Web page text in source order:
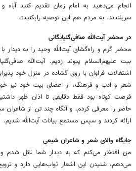
انجام می‌دهید به امام زمان تقدیم کنید آباء
سربلندند. به مردم هم این توصیه رابکنید». ‏
در محضر آیت‌الله صافی‌گلپایگانی
محضر گرم و راه‌گشای آیت‌الله وحید را به دیدار
بیت علیهم‌السلام پیوند ‏زدیم. آیت‌الله
اشتغالات فراوان با روی گشاده در منزل خود
شعر و ادب و فرهنگ، از اعضای بیت خود نیز
‏فرصت کوتاه بود فقط دقایقی تا اذان ظهر
حاضر را معرفی کردم. و آنگاه ‏چند تن از شاعران
ارائه کردند و سپس مستمع بیانات آیت‌الله شدیم. ‏
جایگاه والای شعر و شاعران شیعی ‏
من افتخار می‌کنم که به دیدار شما نائل شدم و
می‌دهم، شنیدن این اشعار ‏ثواب‌هایی دارد و